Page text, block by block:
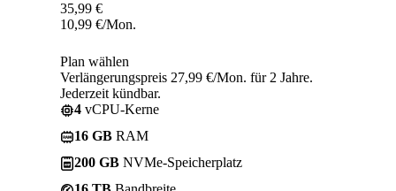
35,99 €
10,99 €/Mon.
Plan wählen
Verlängerungspreis 27,99 €/Mon. für 2 Jahre.
Jederzeit kündbar.
4 vCPU-Kerne
16 GB RAM
200 GB NVMe-Speicherplatz